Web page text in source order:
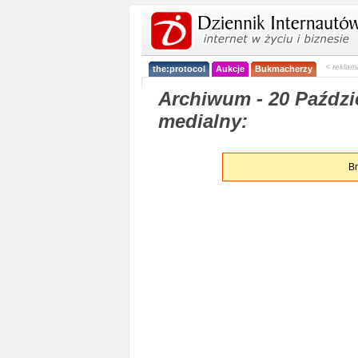
the:protocol Aukcje Bukmacherzy <
Archiwum - 20
medialny: